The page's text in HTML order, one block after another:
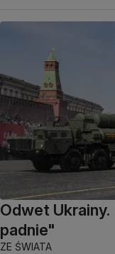
Odwet
padnie"
ZE ŚWIATA